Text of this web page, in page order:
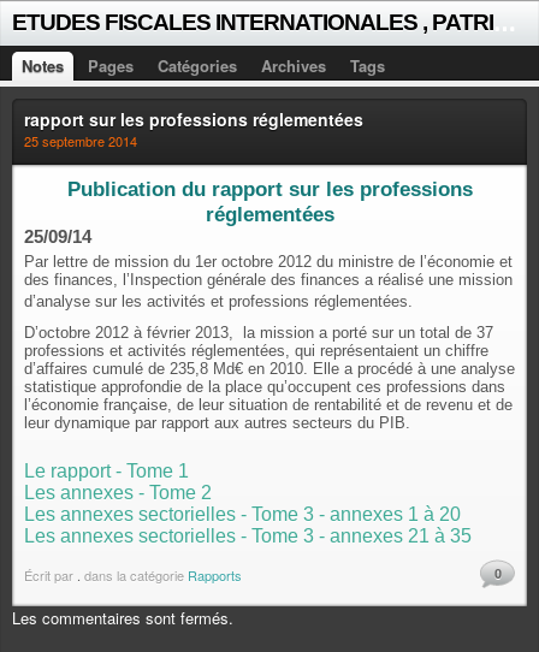
Notes Pages Catégories Archives Tags
rapport sur les professions réglementées
25 septembre 2014
Publication du rapport sur les professions
réglementées
25/09/14
Par lettre de mission du 1er octobre 2012 du ministre de l’économie et
des finances, l’Inspection générale des finances a réalisé une mission
d’analyse sur les activités et professions réglementées.
D’octobre 2012 à février 2013, la mission a porté sur un total de 37
professions et activités réglementées, qui représentaient un chiffre
d’affaires cumulé de 235,8 Md€ en 2010. Elle a procédé à une analyse
statistique approfondie de la place qu’occupent ces professions dans
l’économie française, de leur situation de rentabilité et de revenu et de
leur dynamique par rapport aux autres secteurs du PIB.
Le rapport - Tome 1
Les annexes - Tome 2
Les annexes sectorielles - Tome 3 - annexes 1 à 20
Les annexes sectorielles - Tome 3 - annexes 21 à 35
Écrit par dans la catégorie Rapports 0
Les commentaires sont fermés.